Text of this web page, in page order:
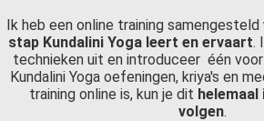
Ik heb een online training samengesteld
stap Kundalini Yoga leert en ervaart.
technieken uit en introduceer één
Kundalini Yoga oefeningen, kriya's en
training online is, kun je dit helemaal
volgen.